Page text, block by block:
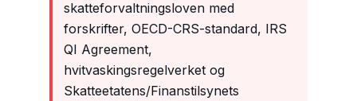
skatteforvaltningsloven med
forskrifter, OECD-CRS-standard, IRS
QI Agreement,
hvitvaskingsregelverket og
Skatteetatens/Finanstilsynets